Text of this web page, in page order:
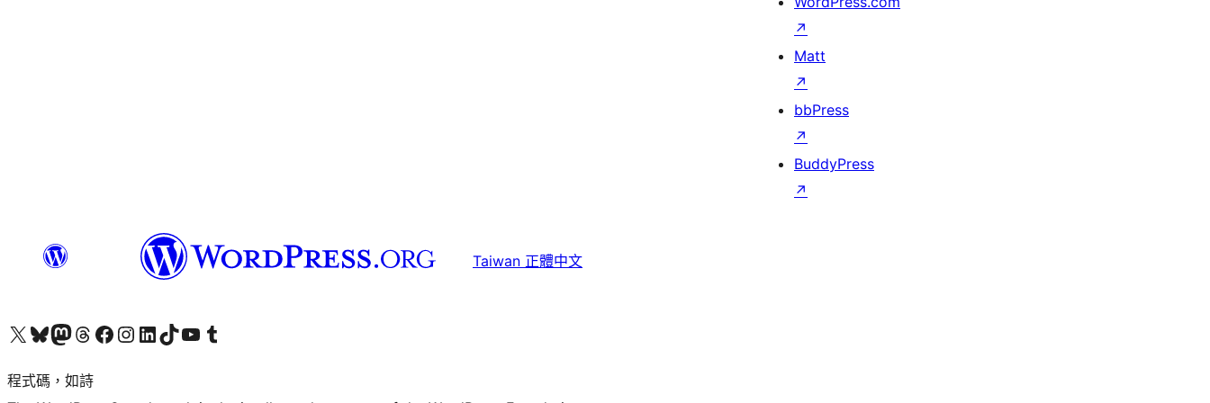
↗
Matt
↗
bbPress
↗
BuddyPress
↗
Taiwan 正體中文
查看我們的 X (之前的 Twitter) 帳號造訪我們的 Bluesky 帳號造訪我們的 Mastodon 帳號造訪我們的 Threads 帳號 造訪我們的 Facebook 粉絲專頁Visit our Instagram account
Visit our LinkedIn account
造訪我們的 TikTok 帳號Visit our YouTube channel
造訪我們的 Tumblr 帳號
程式碼，如詩